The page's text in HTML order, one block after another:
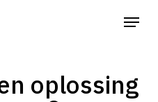
Menu
oplossing